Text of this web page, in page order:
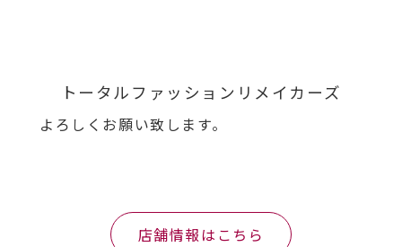
トータルファッションリメイカーズ
よろしくお願い致します。
店舗情報はこちら